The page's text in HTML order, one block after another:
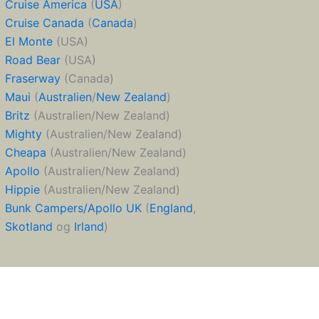
Cruise America (USA)
Cruise Canada (Canada)
El Monte (USA)
Road Bear (USA)
Fraserway (Canada)
Maui (Australien/New Zealand)
Britz (Australien/New Zealand)
Mighty (Australien/New Zealand)
Cheapa (Australien/New Zealand)
Apollo (Australien/New Zealand)
Hippie (Australien/New Zealand)
Bunk Campers/Apollo UK (England,
Skotland og Irland)